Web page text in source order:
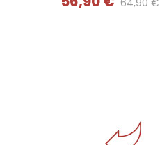
64,90 €